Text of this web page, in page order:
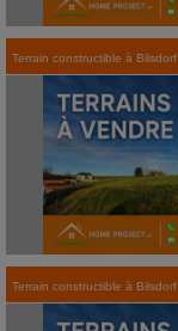
Terrain constructible à Bilsdorf
Terrain constructible à Bilsdorf